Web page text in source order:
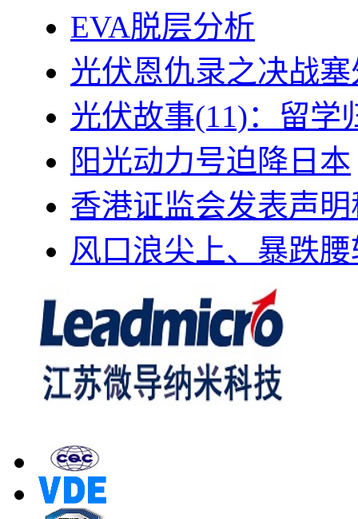
EVA脱层分析
光伏恩仇录之决战
光伏故事(11)：留学
阳光动力号迫降日本
香港证监会发表声
风口浪尖上、暴跌